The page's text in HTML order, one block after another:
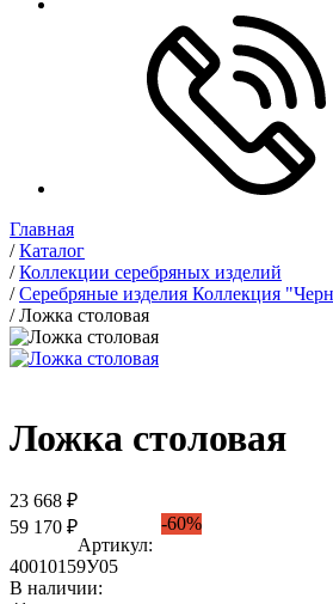
Главная
/Каталог
/Коллекции серебряных изделий
/Серебряные изделия Коллекция
/Ложка столовая
Ложка столовая
23 668 ₽
59 170 ₽
-60%
Артикул:
40010159У05
В наличии: